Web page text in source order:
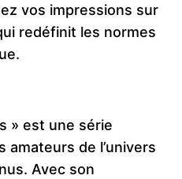
vos impressions sur
redéfinit les normes
» est une série
amateurs de l’univers
Avec son